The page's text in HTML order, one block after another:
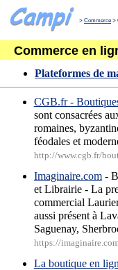
> Commerce >
Commerce en
Plateformes de
CGB.fr -
sont consacrées
romaines,
féodales et
http://www.cgb.fr/
Imaginaire.com-
et Librairie - La
commercial
aussi présent à
Saguenay,
https://
La boutique en